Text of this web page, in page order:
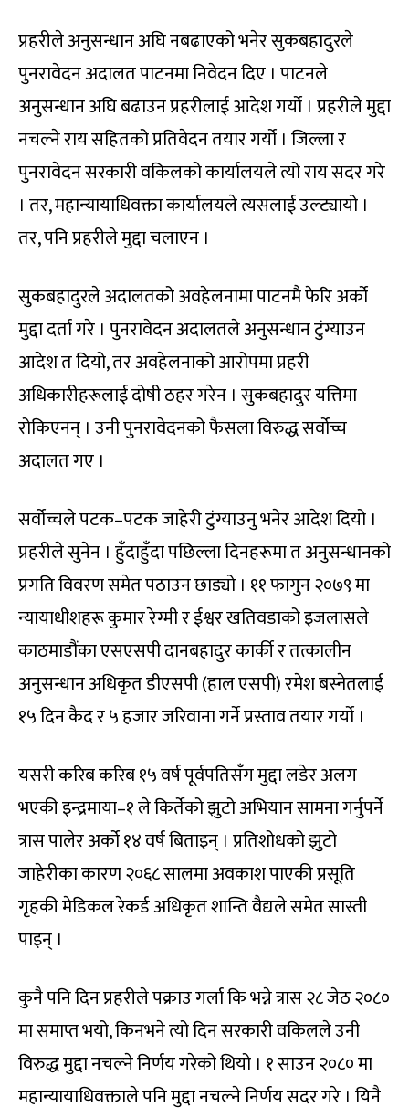
प्रहरीले अनुसन्धान अघि नबढाएको भनेर सुकबहादुरले
पुनरावेदन अदालत पाटनमा निवेदन दिए । पाटनले
अनुसन्धान अघि बढाउन प्रहरीलाई आदेश गर्यो । प्रहरीले मुद्दा
नचल्ने राय सहितको प्रतिवेदन तयार गर्यो । जिल्ला र
पुनरावेदन सरकारी वकिलको कार्यालयले त्यो राय सदर गरे
। तर, महान्यायाधिवक्ता कार्यालयले त्यसलाई उल्ट्यायो ।
तर, पनि प्रहरीले मुद्दा चलाएन ।
सुकबहादुरले अदालतको अवहेलनामा पाटनमै फेरि अर्को
मुद्दा दर्ता गरे । पुनरावेदन अदालतले अनुसन्धान टुंग्याउन
आदेश त दियो, तर अवहेलनाको आरोपमा प्रहरी
अधिकारीहरूलाई दोषी ठहर गरेन । सुकबहादुर यत्तिमा
रोकिएनन् । उनी पुनरावेदनको फैसला विरुद्ध सर्वोच्च
अदालत गए ।
सर्वोच्चले पटक–पटक जाहेरी टुंग्याउनु भनेर आदेश दियो ।
प्रहरीले सुनेन । हुँदाहुँदा पछिल्ला दिनहरूमा त अनुसन्धानको
प्रगति विवरण समेत पठाउन छाड्यो । ११ फागुन २०७९ मा
न्यायाधीशहरू कुमार रेग्मी र ईश्वर खतिवडाको इजलासले
काठमाडौंका एसएसपी दानबहादुर कार्की र तत्कालीन
अनुसन्धान अधिकृत डीएसपी (हाल एसपी) रमेश बस्नेतलाई
१५ दिन कैद र ५ हजार जरिवाना गर्ने प्रस्ताव तयार गर्यो ।
यसरी करिब करिब १५ वर्ष पूर्वपतिसँग मुद्दा लडेर अलग
भएकी इन्द्रमाया–१ ले किर्तेको झुटो अभियान सामना गर्नुपर्ने
त्रास पालेर अर्को १४ वर्ष बिताइन् । प्रतिशोधको झुटो
जाहेरीका कारण २०६८ सालमा अवकाश पाएकी प्रसूति
गृहकी मेडिकल रेकर्ड अधिकृत शान्ति वैद्यले समेत सास्ती
पाइन् ।
कुनै पनि दिन प्रहरीले पक्राउ गर्ला कि भन्ने त्रास २८ जेठ २०८०
मा समाप्त भयो, किनभने त्यो दिन सरकारी वकिलले उनी
विरुद्ध मुद्दा नचल्ने निर्णय गरेको थियो । १ साउन २०८० मा
महान्यायाधिवक्ताले पनि मुद्दा नचल्ने निर्णय सदर गरे । यिनै